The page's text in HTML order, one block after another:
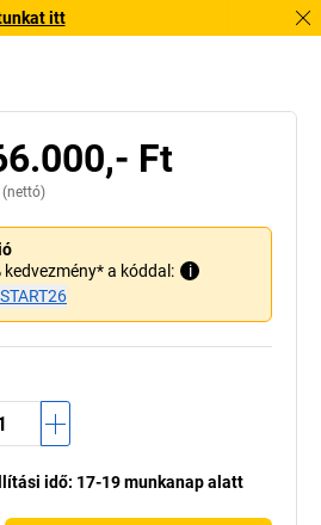
itt
Ft
(nettó)
kedvezmény* a kóddal:
i
START26
idő: 17-19 munkanap alatt